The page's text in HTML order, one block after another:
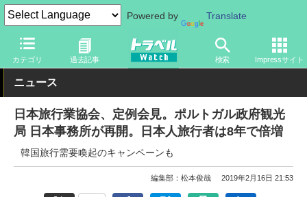
Powered by Translate
カテゴリ 過去記事 検索 Impressサイト
トラベル Watch 企業・政府・官庁 政府・官庁 その他
ニュース
日本旅行業協会、定例会見。ポルトガル政府観光
局 日本事務所が再開。日本人旅行者は8年で倍増
韓国旅行需要喚起のキャンペーンも
編集部：松本俊哉 2019年2月16日 21:53